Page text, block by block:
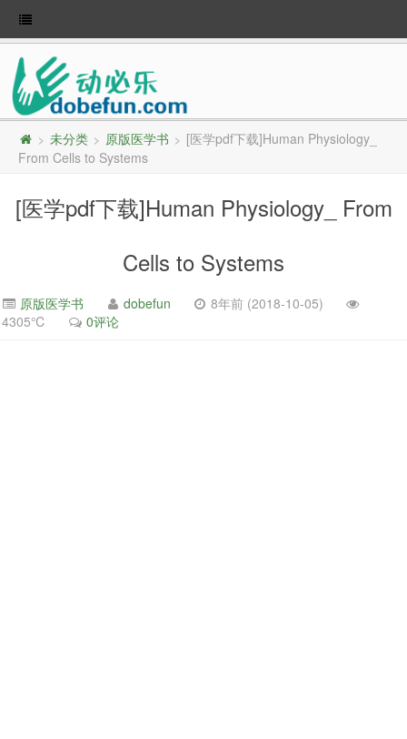
> 未分类 > 原版医学书 > [医学pdf下载]Human Physiology_
From Cells to Systems
[医学pdf下载]Human Physiology_ From
Cells to Systems
原版医学书 dobefun
8年前 (2018-10-05)
4305℃
0评论